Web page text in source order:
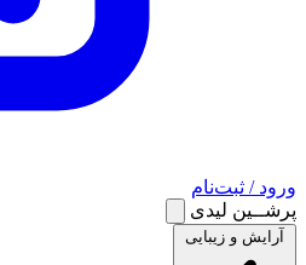
ورود / ثبت‌نام
پرشــین لیدی
آرایش و زیبایی